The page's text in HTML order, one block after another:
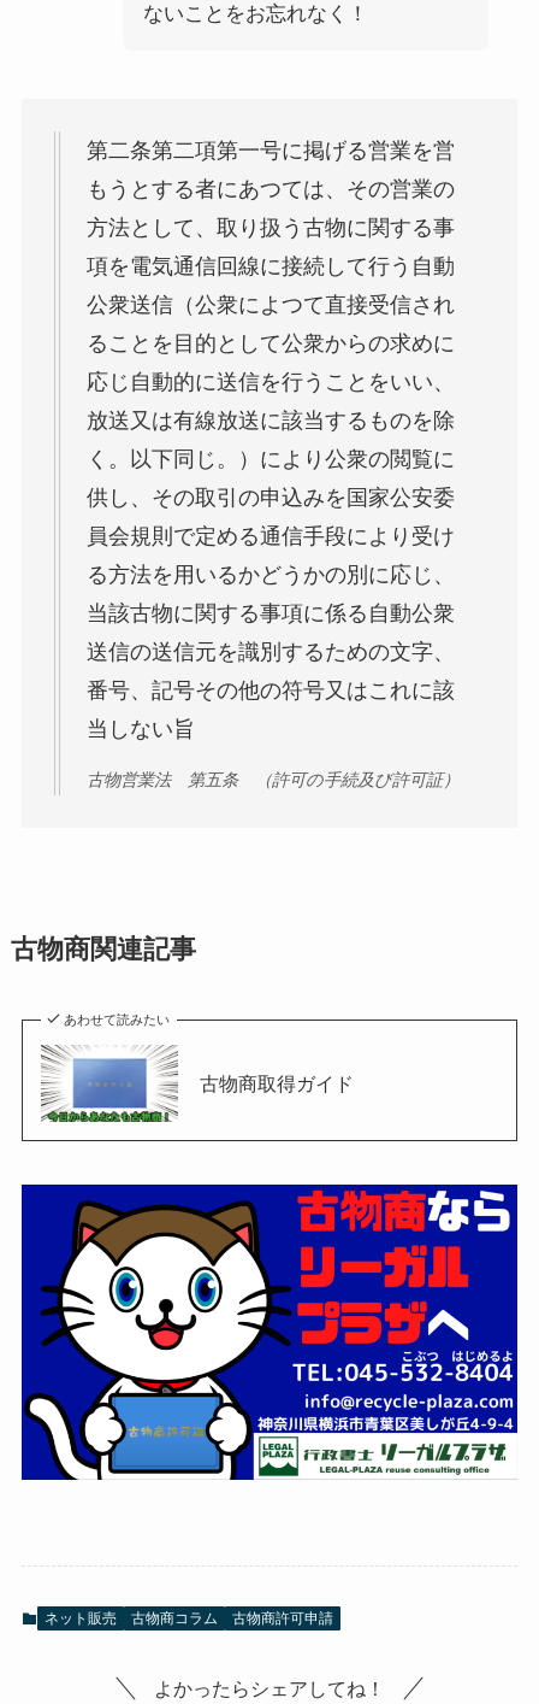
ないことをお忘れなく！
第二条第二項第一号に掲げる営業を営
もうとする者にあつては、その営業の
方法として、取り扱う古物に関する事
項を電気通信回線に接続して行う自動
公衆送信（公衆によつて直接受信され
ることを目的として公衆からの求めに
応じ自動的に送信を行うことをいい、
放送又は有線放送に該当するものを除
く。以下同じ。）により公衆の閲覧に
供し、その取引の申込みを国家公安委
員会規則で定める通信手段により受け
る方法を用いるかどうかの別に応じ、
当該古物に関する事項に係る自動公衆
送信の送信元を識別するための文字、
番号、記号その他の符号又はこれに該
当しない旨
古物営業法 第五条 （許可の手続及び許可証）
古物商関連記事
あわせて読みたい
古物商取得ガイド
ネット販売 古物商コラム 古物商許可申請
よかったらシェアしてね！